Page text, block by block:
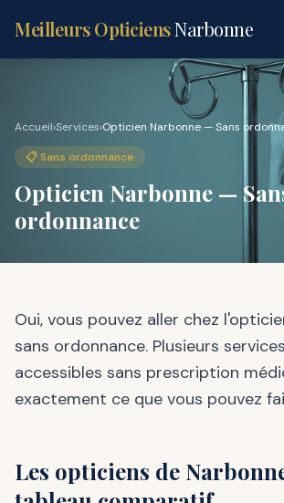
Meilleurs OpticiensNarbonne
Accueil›Services›Opticien Narbonne — Sans
📋 Sans ordonnance
Opticien Narbonne —
ordonnance
Oui, vous pouvez aller chez
sans ordonnance. Plusieurs
accessibles sans prescription
exactement ce que vous pouvez
Les opticiens de